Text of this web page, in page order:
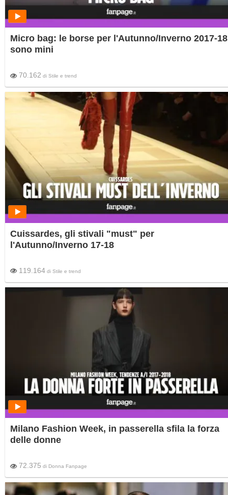
Micro bag: le borse per l'Autunno/Inverno 2017-18
sono mini
70.162 di Stile e trend
Cuissardes, gli stivali "must" per
l'Autunno/Inverno 17-18
119.164 di Stile e trend
Milano Fashion Week, in passerella sfila la forza
delle donne
72.375 di Donna Fanpage